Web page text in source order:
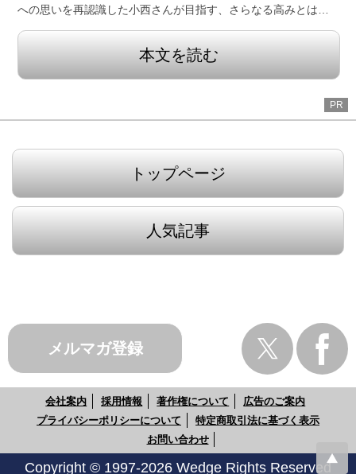
への思いを再認識した小西さんが目指す、さらなる高みとは…
本文を読む
PR
トップページ
人気記事
メルマガ登録
会社案内 採用情報 著作権について
広告のご案内
プライバシーポリシーについて
特定商取引法に基づく表示
お問い合わせ
Copyright © 1997-2026 Wedge Rights Reserved